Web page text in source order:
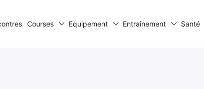
Courses Equipement Entraînement Santé